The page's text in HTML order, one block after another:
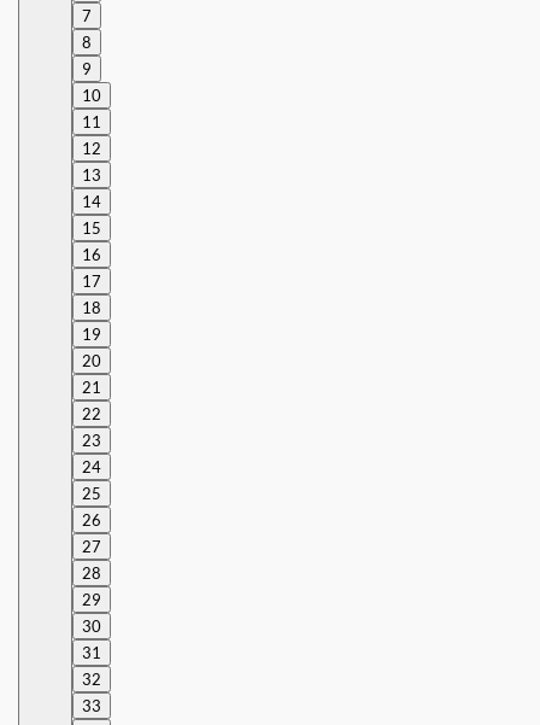
7
8
9
10
11
12
13
14
15
16
17
18
19
20
21
22
23
24
25
26
27
28
29
30
31
32
33